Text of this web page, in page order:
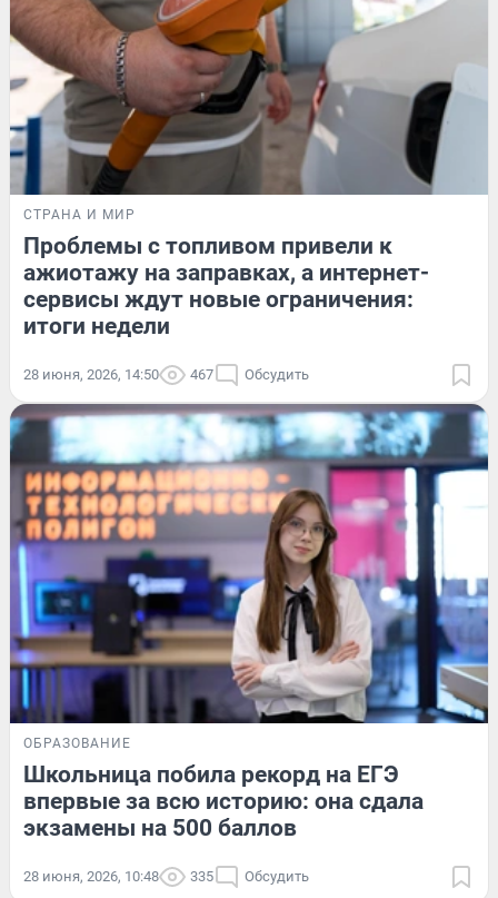
СТРАНА И МИР
Проблемы с топливом привели к
ажиотажу на заправках, а интернет-
сервисы ждут новые ограничения:
итоги недели
28 июня, 2026, 14:50 467 Обсудить
ОБРАЗОВАНИЕ
Школьница побила рекорд на ЕГЭ
впервые за всю историю: она сдала
экзамены на 500 баллов
28 июня, 2026, 10:48 335 Обсудить